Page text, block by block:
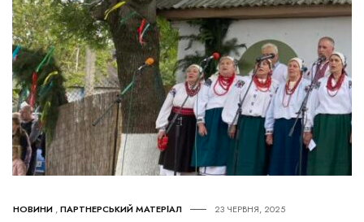
НОВИНИ ,ПАРТНЕРСЬКИЙ МАТЕРІАЛ 23 ЧЕРВНЯ, 2025